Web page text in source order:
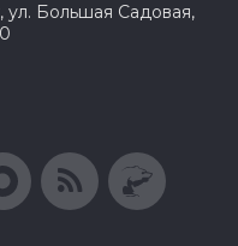
ул. Большая Садовая,